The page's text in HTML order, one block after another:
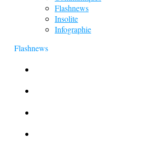
Flashnews
Insolite
Infographie
Flashnews